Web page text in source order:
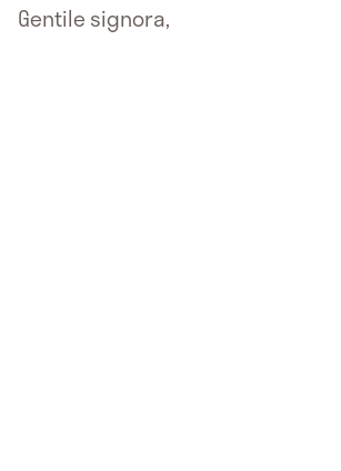
Gentile signora,